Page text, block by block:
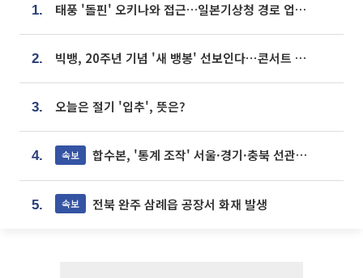
1. 태풍 '돌핀' 오키나와 접근…일본기상청 경로 업데이트
2. 빅뱅, 20주년 기념 '새 뱅봉' 선보인다⋯콘서트 앞두고 팝업 개최
3. 오늘은 절기 '입추', 뜻은?
4. 속보 합수본, '통계 조작' 서울·경기·충북 선관위 등 추가 압수수색
5. 속보 전북 완주 삼례읍 공장서 화재 발생